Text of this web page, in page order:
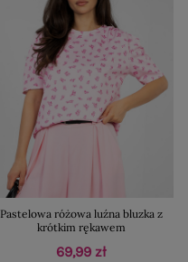
Pastelowa różowa luźna bluzka z
krótkim rękawem
69,99 zł